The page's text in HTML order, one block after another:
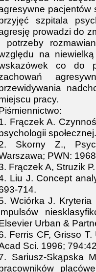
pacjentów
szpitala
prowadzi do
potrzeby
na
co do
pracy.
Frączek A.
Skorny Z.,
PWN:
Frączek A, Struzik
Liu J. Concept
714.
Wciórka J. Kryteria
Urban &
Ferris CF, Grisso
Sci. 1996;
Sariusz-Skąpska